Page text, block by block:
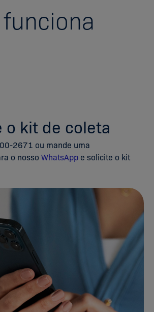
o kit de coleta
2671 ou mande uma
o nosso WhatsApp e solicite o kit